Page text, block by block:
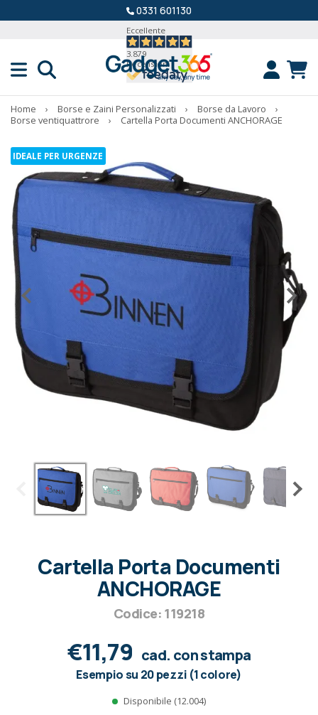
0331 601130
Eccellente
3.879
Recensioni
Home › Borse e Zaini Personalizzati › Borse da Lavoro
›
Borse ventiquattrore
› Cartella Porta Documenti ANCHORAGE
IDEALE PER URGENZE
Cartella Porta Documenti
ANCHORAGE
Codice: 119218
€11,79 cad. con stampa
Esempio su 20 pezzi (1 colore)
Disponibile (12.004)